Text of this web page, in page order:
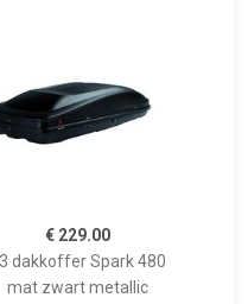
€ 229.00
dakkoffer Spark 480
mat zwart metallic